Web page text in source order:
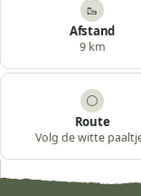
🥾
Afstand
9 km
⚪
Route
Volg de witte